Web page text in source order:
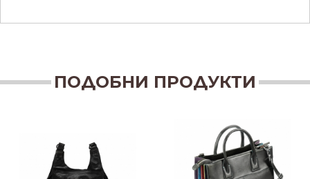
ПОДОБНИ ПРОДУКТИ